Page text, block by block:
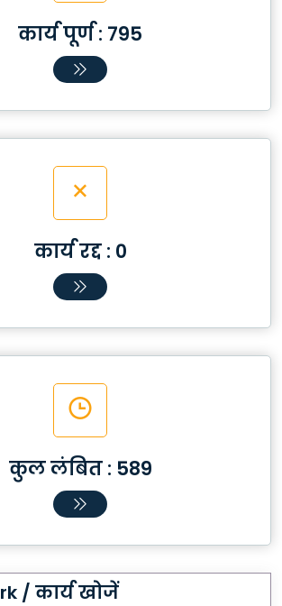
कार्य पूर्ण : 795
कार्य रद्द : 0
कुल लंबित : 589
/ कार्य खोजें